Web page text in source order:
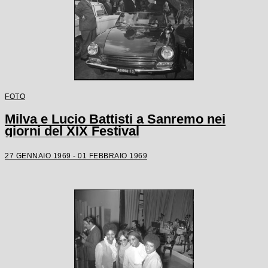
FOTO
Milva e Lucio Battisti a Sanremo nei
giorni del XIX Festival
27 GENNAIO 1969 - 01 FEBBRAIO 1969